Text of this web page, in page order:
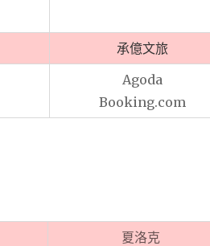
承億文旅
Agoda
Booking.com
夏洛克